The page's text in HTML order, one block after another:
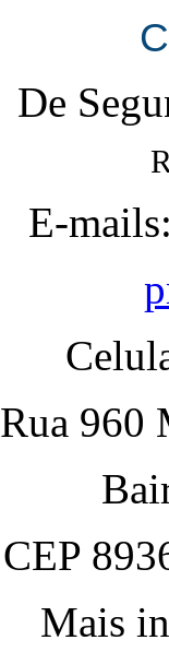
De
E-
Rua 960
CEP
Mais